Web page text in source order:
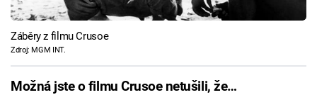
Záběry z filmu Crusoe
Zdroj: MGM INT.
Možná jste o filmu Crusoe netušili, že…